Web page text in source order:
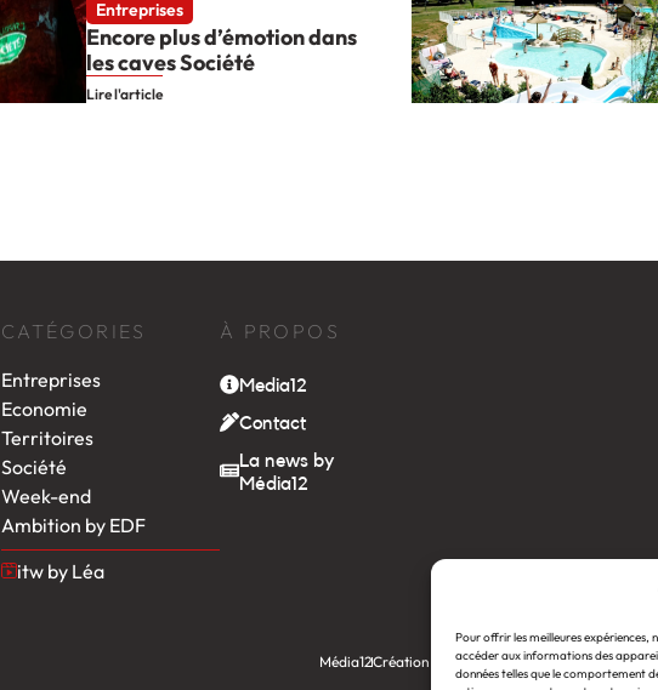
Pour offrir les meilleures expériences,
accéder aux informations des
données telles que le comportement
Entreprises
Encore plus d’émotion dans
les caves Société
Lire l'article
CATÉGORIES
Entreprises
Economie
Territoires
Société
Week-end
Ambition by EDF
itw by Léa
À PROPOS
Media12
Contact
La news by
Média12
Média12Création : Linov Agence Web©2026